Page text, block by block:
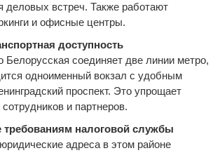
деловых встреч. Также работают
и офисные центры.
доступность
Белорусская соединяет две линии метро,
одноименный вокзал с удобным
проспект. Это упрощает
и партнеров.
требованиям налоговой службы
адреса в этом районе